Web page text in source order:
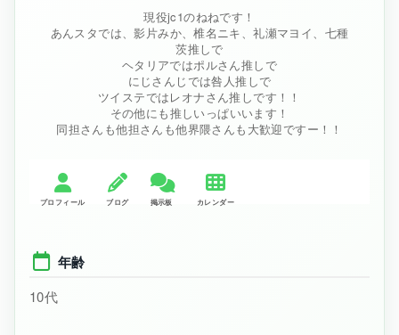
現役jc1のねねです！
あんスタでは、影片みか、椎名ニキ、礼瀬マヨイ、七種
茨推しで
ヘタリアではポルさん推しで
にじさんじでは咎人推しで
ツイステではレオナさん推しです！！
その他にも推しいっぱいいます！
同担さんも他担さんも他界隈さんも大歓迎ですー！！
年齢
10代